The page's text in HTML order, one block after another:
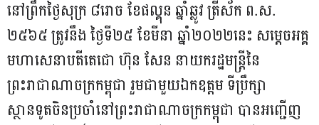
នៅព្រឹកថ្ងៃសុក្រ ៨រោច ខែផល្គុន ឆ្នាំឆ្លូវ ត្រីស័ក ព.ស.
២៥៦៥ ត្រូវនឹង ថ្ងៃទី២៥ ខែមីនា ឆ្នាំ២០២២នេះ សម្ដេចអគ្គ
មហាសេនាបតីតេជោ ហ៊ុន សែន នាយករដ្ឋមន្ត្រីនៃ
ព្រះរាជាណាចក្រកម្ពុជា រួមជាមួយឯកឧត្តម ទីប្រឹក្សា
ស្ថានទូតចិនប្រចាំនៅព្រះរាជាណាចក្រកម្ពុជា បានអញ្ជើញ